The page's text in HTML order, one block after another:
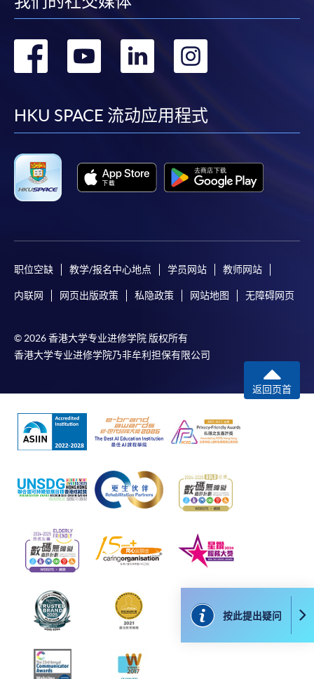
享有十个月免息分期付款优惠，惟课程申请人必须为
4. 网上缴费服务
网上使用「缴费灵」（不适用於手机）、VISA或
Mastercard缴付有关课程的报名费或学费。除上述支
付方式之外，如就读学历颁授课程设有网上服务，学
员亦可以微信支付（Online WeChat Pay）、支付宝
（Online Alipay）或转数快（FPS）缴付学费，详情请
注意事项:
如报读课程将在五个工作天内开课，为免邮递延误报
除由学院裁定的特殊情况（例如课程因报名人数不足
而取消）之外，一切已缴费用概不退还。如获学院批
准退还款项，以现金、易办事、微信支付、支付宝、
支票或缴费灵（只限网上付款）方式缴交之款项，将
以支票退款；以信用卡缴交之款项，退款将直接退还
到支付款项时使用的信用卡户口。
除本学院网页所列明的学费外，个别课程或有其他额
外收费，详情请联络有关学科职员。
学费及学额不得转让他人。一经取录，学员不得转读
其他课程，惟学院对特殊情况，可酌情处理。转读申
请一经批准，学员须缴付港币120元手续费。
学院对邮递失误而遗失的支票或本票、付款收据或个
若学员有意申请付款证明书，请把填妥之申请表、贴
上足够邮资的回邮信封、连同划线支票交回本学院。
每张收据申请费用为港币30 元。支票抬头注明「香
港大学专业进修学院」。
按此提出疑问
折
转
facebook
转
youtube
转
linkedin
HKU SPACE 流动应用程式
职位空缺 教学/报名中心地点 学员网站 教师网站
内联网 网页出版政策 私隐政策 网站地图 无障碍网页
© 2026 香港大学专业进修学院 版权所有
香港大学专业进修学院乃非牟利担保有限公司
返回页首